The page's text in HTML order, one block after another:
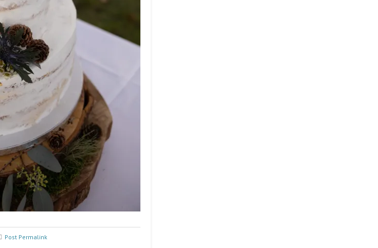
Post Permalink